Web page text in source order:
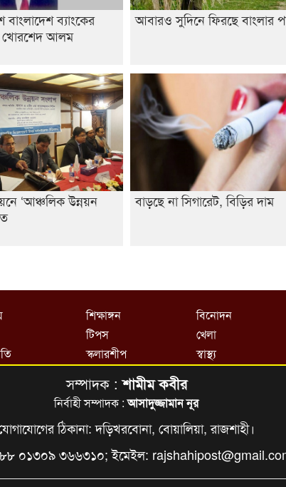
বাংলাদেশ ব্যাংকের
খোরশেদ আলম
আবারও সুদিনে ফিরছে বাংলার
‘আঞ্চলিক উন্নয়ন
বাড়ছে না সিগারেট, বিড়ির দাম
শিক্ষাঙ্গন
টিপস
স্কলারশীপ
বিনোদন
খেলা
স্বাস্থ্য
সম্পাদক : শামীম কবীর
নির্বাহী সম্পাদক :আসাদুজ্জামান নূর
ঠিকানা: দড়িখরবোনা, বোয়ালিয়া, রাজশাহী।
০১৩০৯ ৩৬৬৩১০; ইমেইল: